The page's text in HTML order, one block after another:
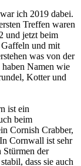
ich 2019 dabei.
Treffen waren
und jetzt beim
und mit
was von der
Namen wie
Kotter und
ist ein
beim
Cornish Crabber,
Cornwall ist sehr
Stürmen der
dass sie auch